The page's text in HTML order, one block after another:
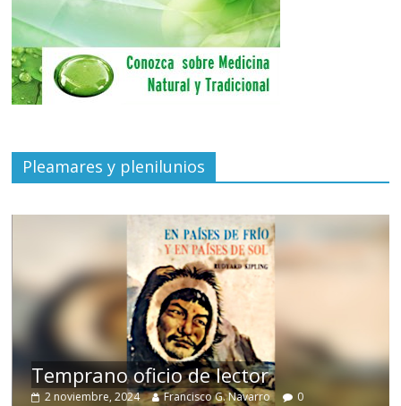
Pleamares y plenilunios
Temprano oficio de lector
2 noviembre, 2024 Francisco G. Navarro 0